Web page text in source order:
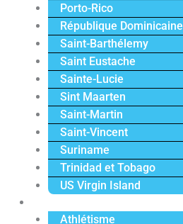
Porto-Rico
République Dominicaine
Saint-Barthélemy
Saint Eustache
Sainte-Lucie
Sint Maarten
Saint-Martin
Saint-Vincent
Suriname
Trinidad et Tobago
US Virgin Island
Athlétisme